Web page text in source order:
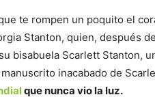
te rompen un poquito el
Stanton, quien, después
bisabuela Scarlett Stanton,
inacabado de
que nunca vio la luz.